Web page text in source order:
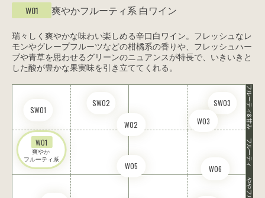
W01 爽やかフルーティ系 白ワイン
瑞々しく爽やかな味わい楽しめる辛口白ワイン。フレッシュなレ
モンやグレープフルーツなどの柑橘系の香りや、フレッシュハー
ブや青草を思わせるグリーンのニュアンスが特長で、いきいきと
した酸が豊かな果実味を引き立ててくれる。
SW01
SW02 SW03
W01
爽やか
フルーティ系
W02 W03
W05 W06
フルーティ&甘み
フルーティ